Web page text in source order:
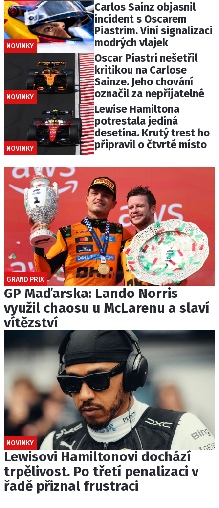
NOVINKY
Carlos Sainz objasnil
incident s Oscarem
Piastrim. Viní signalizaci
modrých vlajek
NOVINKY
Oscar Piastri nešetřil
kritikou na Carlose
Sainze. Jeho chování
označil za nepřijatelné
NOVINKY
Lewise Hamiltona
potrestala jediná
desetina. Krutý trest ho
připravil o čtvrté místo
GRAND PRIX
GP Maďarska: Lando Norris
využil chaosu u McLarenu a slaví
vítězství
NOVINKY
Lewisovi Hamiltonovi dochází
trpělivost. Po třetí penalizaci v
řadě přiznal frustraci